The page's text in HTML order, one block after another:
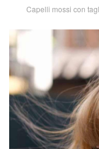
Capelli mossi con